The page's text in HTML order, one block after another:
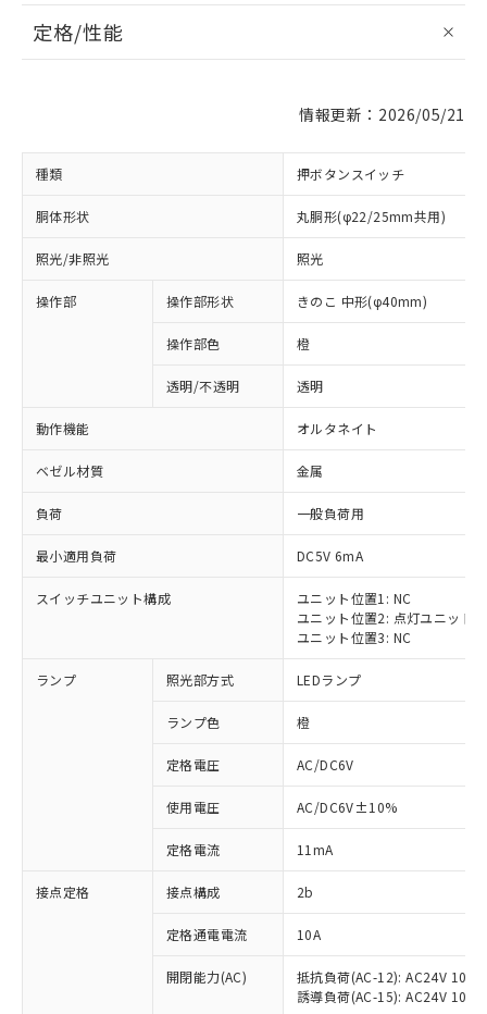
定格/性能
情報更新：2026/05/21
種類 押ボタンスイッチ
胴体形状 丸胴形(φ22/25mm共用)
照光/非照光 照光
操作部 操作部形状 きのこ 中形(φ40mm)
操作部色 橙
透明/不透明 透明
動作機能 オルタネイト
ベゼル材質 金属
負荷 一般負荷用
最小適用負荷 DC5V 6mA
スイッチユニット構成
ユニット位置1: NC
ユニット位置2: 点灯ユニット
ユニット位置3: NC
ランプ 照光部方式 LEDランプ
ランプ色 橙
定格電圧 AC/DC6V
使用電圧 AC/DC6V±10%
定格電流 11mA
接点定格 接点構成 2b
定格通電電流 10A
開閉能力(AC)
抵抗負荷(AC-12): AC24V 10A/
誘導負荷(AC-15): AC24V
ご利用条件
以下の条件をお読みいただき、同意のうえ
ご利用ください。
本サービスは、当社制御機器事業取扱
商品の当社在庫状況および標準価格
(税抜)を提供させていただくもので
当社制御機器事業取扱商品の中には、
対応済み：EU RoHS指令（10物質）の
非含有に対応した製品が提供可能な商品で
対応予定：EU RoHS指令（10物質）の非含
有に対応した製品に切り替える予定のある
対応予定なし：EU RoHS指令（10物質）の
非含有に非対応の商品で、対応品を出す予
調査・確認中：EU RoHS指令（10物質）の
非含有の対応状況を調査中または確認中の
非該当品：ライセンス料など無形物で、有
害物質有無と関係のない商品です。
仕入先様の事情により、非含有部品として
「○」：最大均質材料含有率が中国RoHSの
基準値以下であることを示します。
「×」：最大均質材料含有率が中国RoHSの